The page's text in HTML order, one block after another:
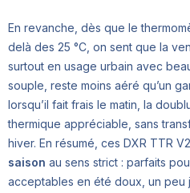
En revanche, dès que le
delà des 25 °C, on sent que la
surtout en usage urbain avec
souple, reste moins aéré qu’un
lorsqu’il fait frais le matin, la
thermique appréciable, sans
hiver. En résumé, ces DXR TTR
saison au sens strict : parfaits
acceptables en été doux, un peu